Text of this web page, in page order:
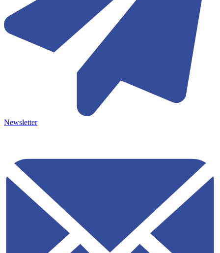
Newsletter